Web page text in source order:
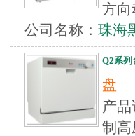
方向
公司名称： 珠海
Q2系列
盘
产
制高